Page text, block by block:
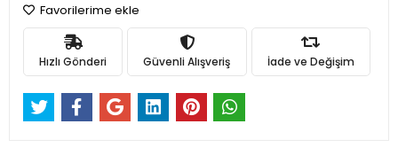
Favorilerime ekle
Hızlı Gönderi Güvenli Alışveriş İade ve Değişim